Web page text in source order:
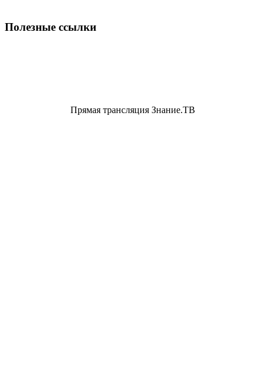
Полезные ссылки
Прямая трансляция Знание.ТВ